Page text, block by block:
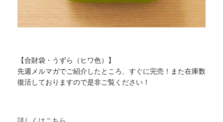
【合財袋・うずら（ヒワ色）】
先週メルマガでご紹介したところ、すぐに完売！ また在庫数
復活しておりますので是非ご覧ください！